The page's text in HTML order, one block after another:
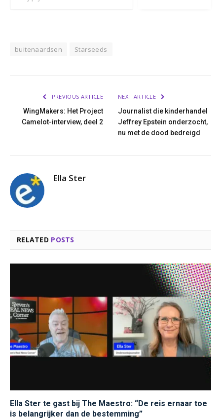
buitenaardsen Starseeds
PREVIOUS ARTICLE
WingMakers: Het Project
Camelot-interview, deel 2
NEXT ARTICLE
Journalist die kinderhandel
Jeffrey Epstein onderzocht,
nu met de dood bedreigd
Ella Ster
RELATED POSTS
Ella Ster te gast bij The Maestro: “De reis ernaar toe
is belangrijker dan de bestemming”